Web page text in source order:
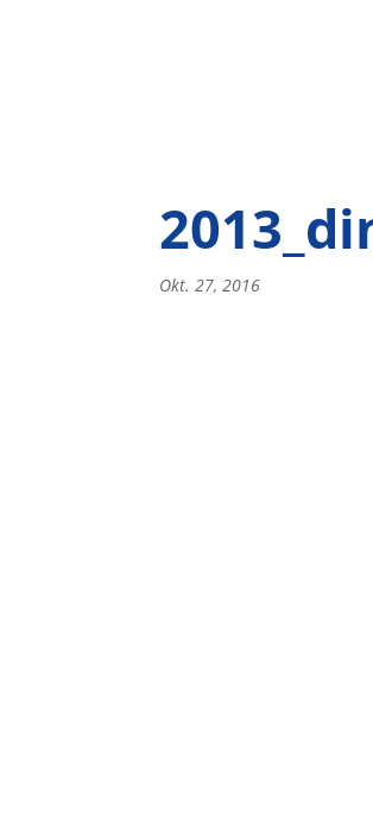
Okt. 27, 2016